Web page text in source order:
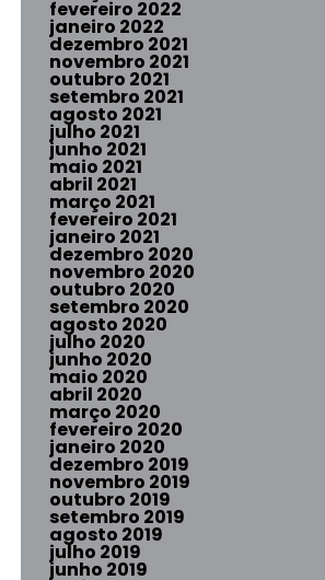
fevereiro 2022
janeiro 2022
dezembro 2021
novembro 2021
outubro 2021
setembro 2021
agosto 2021
julho 2021
junho 2021
maio 2021
abril 2021
março 2021
fevereiro 2021
janeiro 2021
dezembro 2020
novembro 2020
outubro 2020
setembro 2020
agosto 2020
julho 2020
junho 2020
maio 2020
abril 2020
março 2020
fevereiro 2020
janeiro 2020
dezembro 2019
novembro 2019
outubro 2019
setembro 2019
agosto 2019
julho 2019
junho 2019